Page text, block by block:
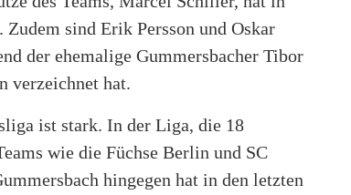
sind Erik Persson und Oskar
der ehemalige Gummersbacher Tibor
verzeichnet hat.
ist stark. In der Liga, die 18
wie die Füchse Berlin und SC
hingegen hat in den letzten